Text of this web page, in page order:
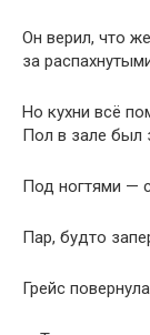
Он верил, что
за
Но кухни всё
Пол в зале был
Под ногтями —
Пар, будто
Грейс